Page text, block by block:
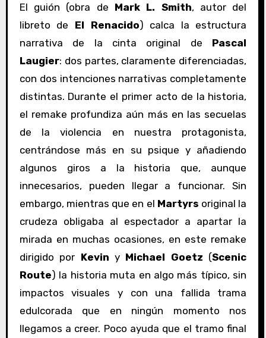
El guión (obra de Mark L. Smith, autor del
libreto de El Renacido) calca la estructura
narrativa de la cinta original de Pascal
Laugier: dos partes, claramente diferenciadas,
con dos intenciones narrativas completamente
distintas. Durante el primer acto de la historia,
el remake profundiza aún más en las secuelas
de la violencia en nuestra protagonista,
centrándose más en su psique y añadiendo
algunos giros a la historia que, aunque
innecesarios, pueden llegar a funcionar. Sin
embargo, mientras que en el Martyrs original la
crudeza obligaba al espectador a apartar la
mirada en muchas ocasiones, en este remake
dirigido por Kevin y Michael Goetz (Scenic
Route) la historia muta en algo más típico, sin
impactos visuales y con una fallida trama
edulcorada que en ningún momento nos
llegamos a creer. Poco ayuda que el tramo final